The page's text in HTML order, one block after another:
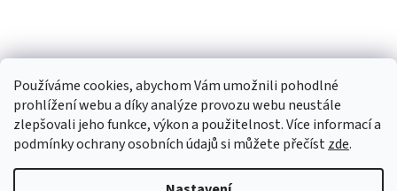
Používáme cookies, abychom Vám umožnili pohodlné
prohlížení webu a díky analýze provozu webu neustále
zlepšovali jeho funkce, výkon a použitelnost. Více informací a
podmínky ochrany osobních údajů si můžete přečístzde.
CD-hudba.cz EN-filmy.cz
Vytvořil Shoptet